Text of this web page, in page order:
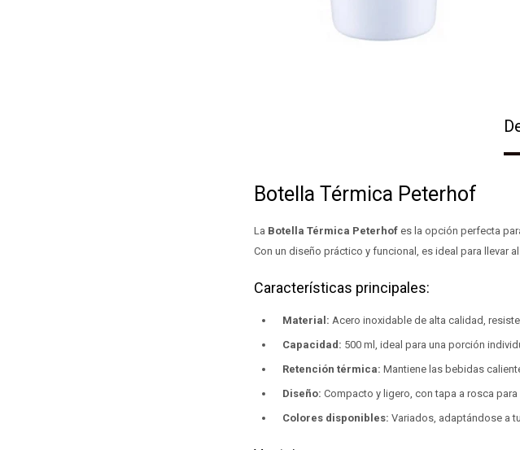
Botella Térmica Peterhof
La Botella Térmica Peterhof es la opción perfecta
Con un diseño práctico y funcional, es ideal para llevar
Características principales:
Material: Acero inoxidable de alta calidad,
Capacidad: 500 ml, ideal para una porción
Retención térmica: Mantiene las bebidas
Diseño: Compacto y ligero, con tapa a rosca para
Colores disponibles: Variados, adaptándose a